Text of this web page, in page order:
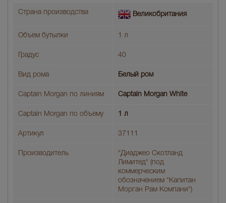
Страна производства Великобритания
Объем бутылки 1 л
Градус 40
Вид рома Белый ром
Captain Morgan по линиям Captain Morgan White
Captain Morgan по объему 1 л
Артикул 37111
Производитель
"Диаджео Скотланд
Лимитед" (под
коммерческим
обозначением "Капитан
Морган Рам Компани")